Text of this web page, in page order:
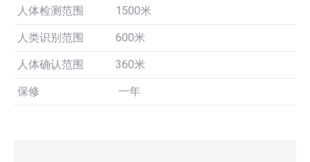
人体检测范围 1500米
人类识别范围 600米
人体确认范围 360米
保修 一年